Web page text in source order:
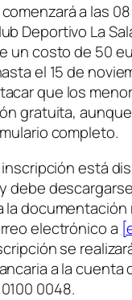
a las
Deportivo La
un costo de 50
el 15 de
que los
gratuita,
completo.
está
debe
la documentación
electrónico a
se
a la cuenta
0048.